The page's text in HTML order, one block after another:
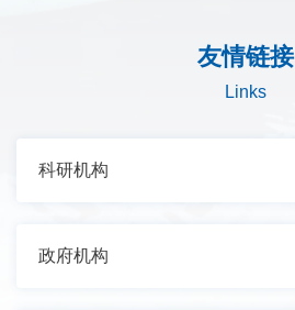
友情链接
Links
科研机构
政府机构